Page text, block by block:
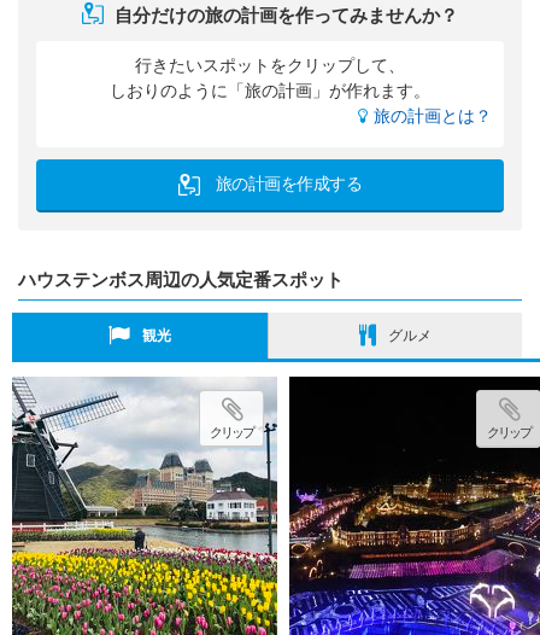
自分だけの旅の計画を作ってみませんか？
行きたいスポットをクリップして、
しおりのように「旅の計画」が作れます。
旅の計画とは？
旅の計画を作成する
ハウステンボス周辺の人気定番スポット
観光 グルメ
クリップ クリップ